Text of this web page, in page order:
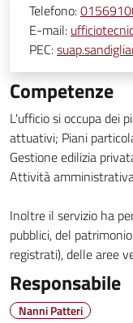
Telefono:
E-mail:
PEC:
Competenze
L'ufficio si occupa dei
attuativi; Piani
Gestione edilizia
Attività
Inoltre il servizio ha
pubblici, del
registrati), delle aree
Responsabile
Nanni Patteri